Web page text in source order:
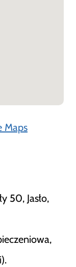
Maps
50, Jasło,